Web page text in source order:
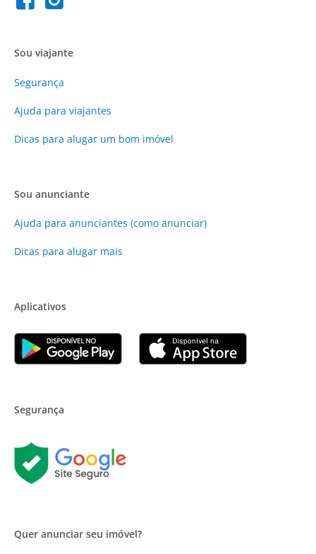
Sou viajante
Segurança
Ajuda para viajantes
Dicas para alugar um bom imóvel
Sou anunciante
Ajuda para anunciantes (como anunciar)
Dicas para alugar mais
Aplicativos
Segurança
Quer anunciar seu imóvel?